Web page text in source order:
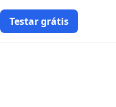
Testar grátis